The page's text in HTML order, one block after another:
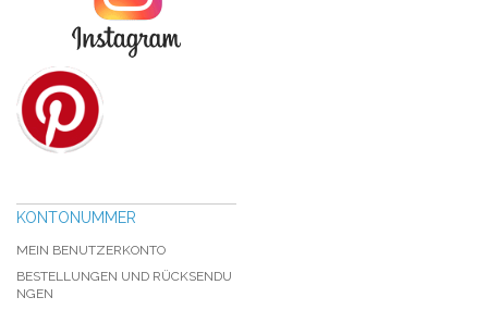
KONTONUMMER
MEIN BENUTZERKONTO
BESTELLUNGEN UND RÜCKSENDU
NGEN